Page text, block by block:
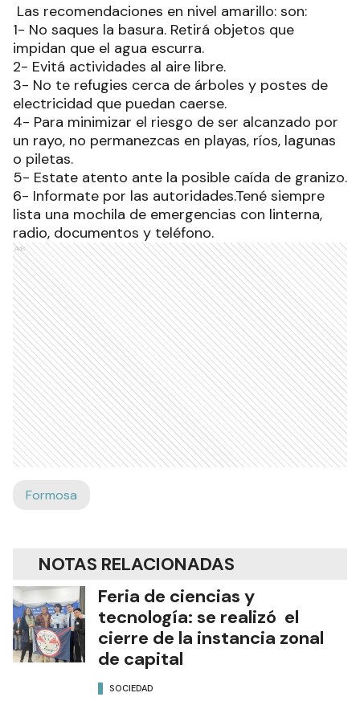
Las recomendaciones en nivel amarillo: son:
1- No saques la basura. Retirá objetos que
impidan que el agua escurra.
2- Evitá actividades al aire libre.
3- No te refugies cerca de árboles y postes de
electricidad que puedan caerse.
4- Para minimizar el riesgo de ser alcanzado por
un rayo, no permanezcas en playas, ríos, lagunas
o piletas.
5- Estate atento ante la posible caída de granizo.
6- Informate por las autoridades.Tené siempre
lista una mochila de emergencias con linterna,
radio, documentos y teléfono.
Ads
Formosa
NOTAS RELACIONADAS
Feria de ciencias y
tecnología: se realizó el
cierre de la instancia zonal
de capital
SOCIEDAD